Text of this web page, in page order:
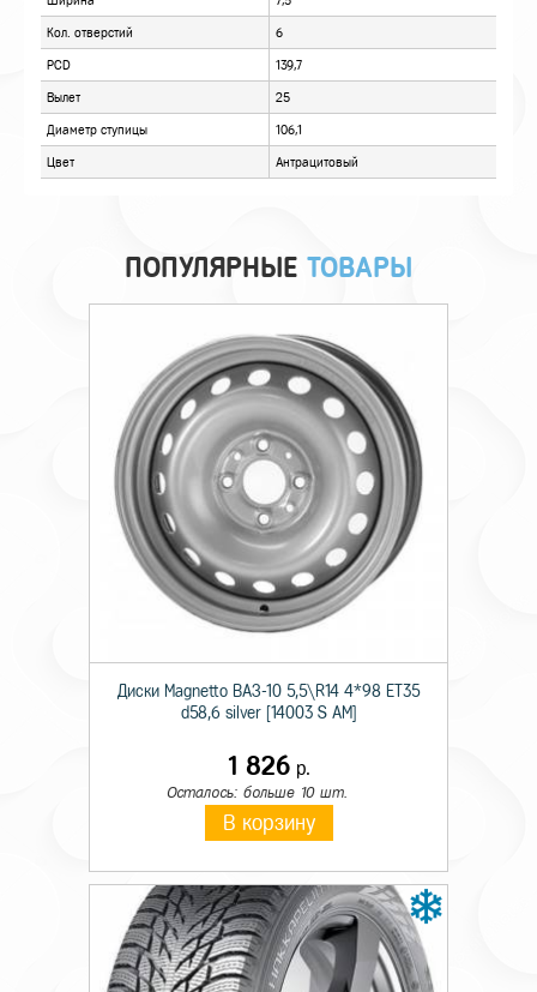
Технические характеристики
Диаметр 18
Диаметр ступицы 106,1
Антрацитовый
ПОПУЛЯРНЫЕ ТОВАРЫ
Диски Magnetto ВАЗ-10 5,5\R14 4*98 ET35
d58,6 silver [14003 S AM]
1 826р.
Осталось: больше 10 шт.
В корзину